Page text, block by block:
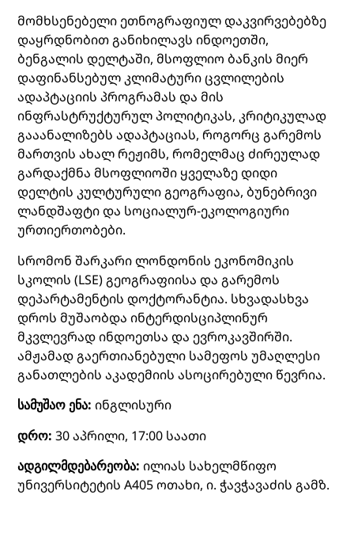
მომხსენებელი ეთნოგრაფიულ დაკვირვებებზე
დაყრდნობით განიხილავს ინდოეთში,
ბენგალის დელტაში, მსოფლიო ბანკის მიერ
დაფინანსებულ კლიმატური ცვლილების
ადაპტაციის პროგრამას და მის
ინფრასტრუქტურულ პოლიტიკას, კრიტიკულად
გააანალიზებს ადაპტაციას, როგორც გარემოს
მართვის ახალ რეჟიმს, რომელმაც ძირეულად
გარდაქმნა მსოფლიოში ყველაზე დიდი
დელტის კულტურული გეოგრაფია, ბუნებრივი
ლანდშაფტი და სოციალურ-ეკოლოგიური
ურთიერთობები.
სრომონ შარკარი ლონდონის ეკონომიკის
სკოლის (LSE) გეოგრაფიისა და გარემოს
დეპარტამენტის დოქტორანტია. სხვადასხვა
დროს მუშაობდა ინტერდისციპლინურ
მკვლევრად ინდოეთსა და ევროკავშირში.
ამჟამად გაერთიანებული სამეფოს უმაღლესი
განათლების აკადემიის ასოცირებული წევრია.
სამუშაო ენა: ინგლისური
დრო:30 აპრილი, 17:00 საათი
ადგილმდებარეობა: ილიას სახელმწიფო
უნივერსიტეტის A405 ოთახი, ი. ჭავჭავაძის გამზ.